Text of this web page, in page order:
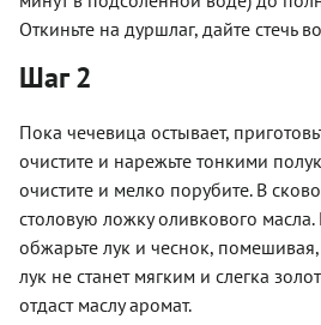
Откиньте на дуршлаг, дайте стечь
Шаг 2
Пока чечевица остывает,
очистите и нарежьте тонкими
очистите и мелко порубите. В
столовую ложку оливкового
обжарьте лук и чеснок,
лук не станет мягким и слегка
отдаст маслу аромат.